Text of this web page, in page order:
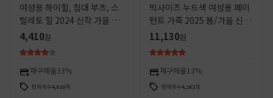
여성용 하이힐, 침대 부츠, 스
틸레토 힐 2024 신작 가을 검
정색 빨간색 바닥 섹시한 뾰족
한 신발
4,410원
재구매율33%
판매개수4,620개
빅사이즈 누드색 여성용 페이
턴트 가죽 2025 봄/가을 신상
얕은 굽 뾰족코 플랫 슈즈, 키
작은 분들을 위한 5cm 키높이
효과
11,130원
재구매율 13%
판매개수4,262개